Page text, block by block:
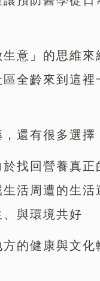
意」的思維來
區全齡來到這裡
還有很多選擇
找回營養真正
生活周遭的生活
、與環境共好
方的健康與文化